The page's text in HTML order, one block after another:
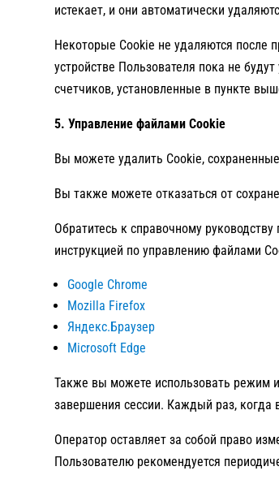
истекает, и они автоматически
Некоторые Cookie не удаляются после
устройстве Пользователя пока не
счетчиков, установленные в пункте
5. Управление файлами Cookie
Вы можете удалить Cookie,
Вы также можете отказаться от
Обратитесь к справочному
инструкцией по управлению файлами
Google Chrome
Mozilla Firefox
Яндекс.Браузер
Microsoft Edge
Также вы можете использовать режим
завершения сессии. Каждый раз, когда
Оператор оставляет за собой право
Пользователю рекомендуется